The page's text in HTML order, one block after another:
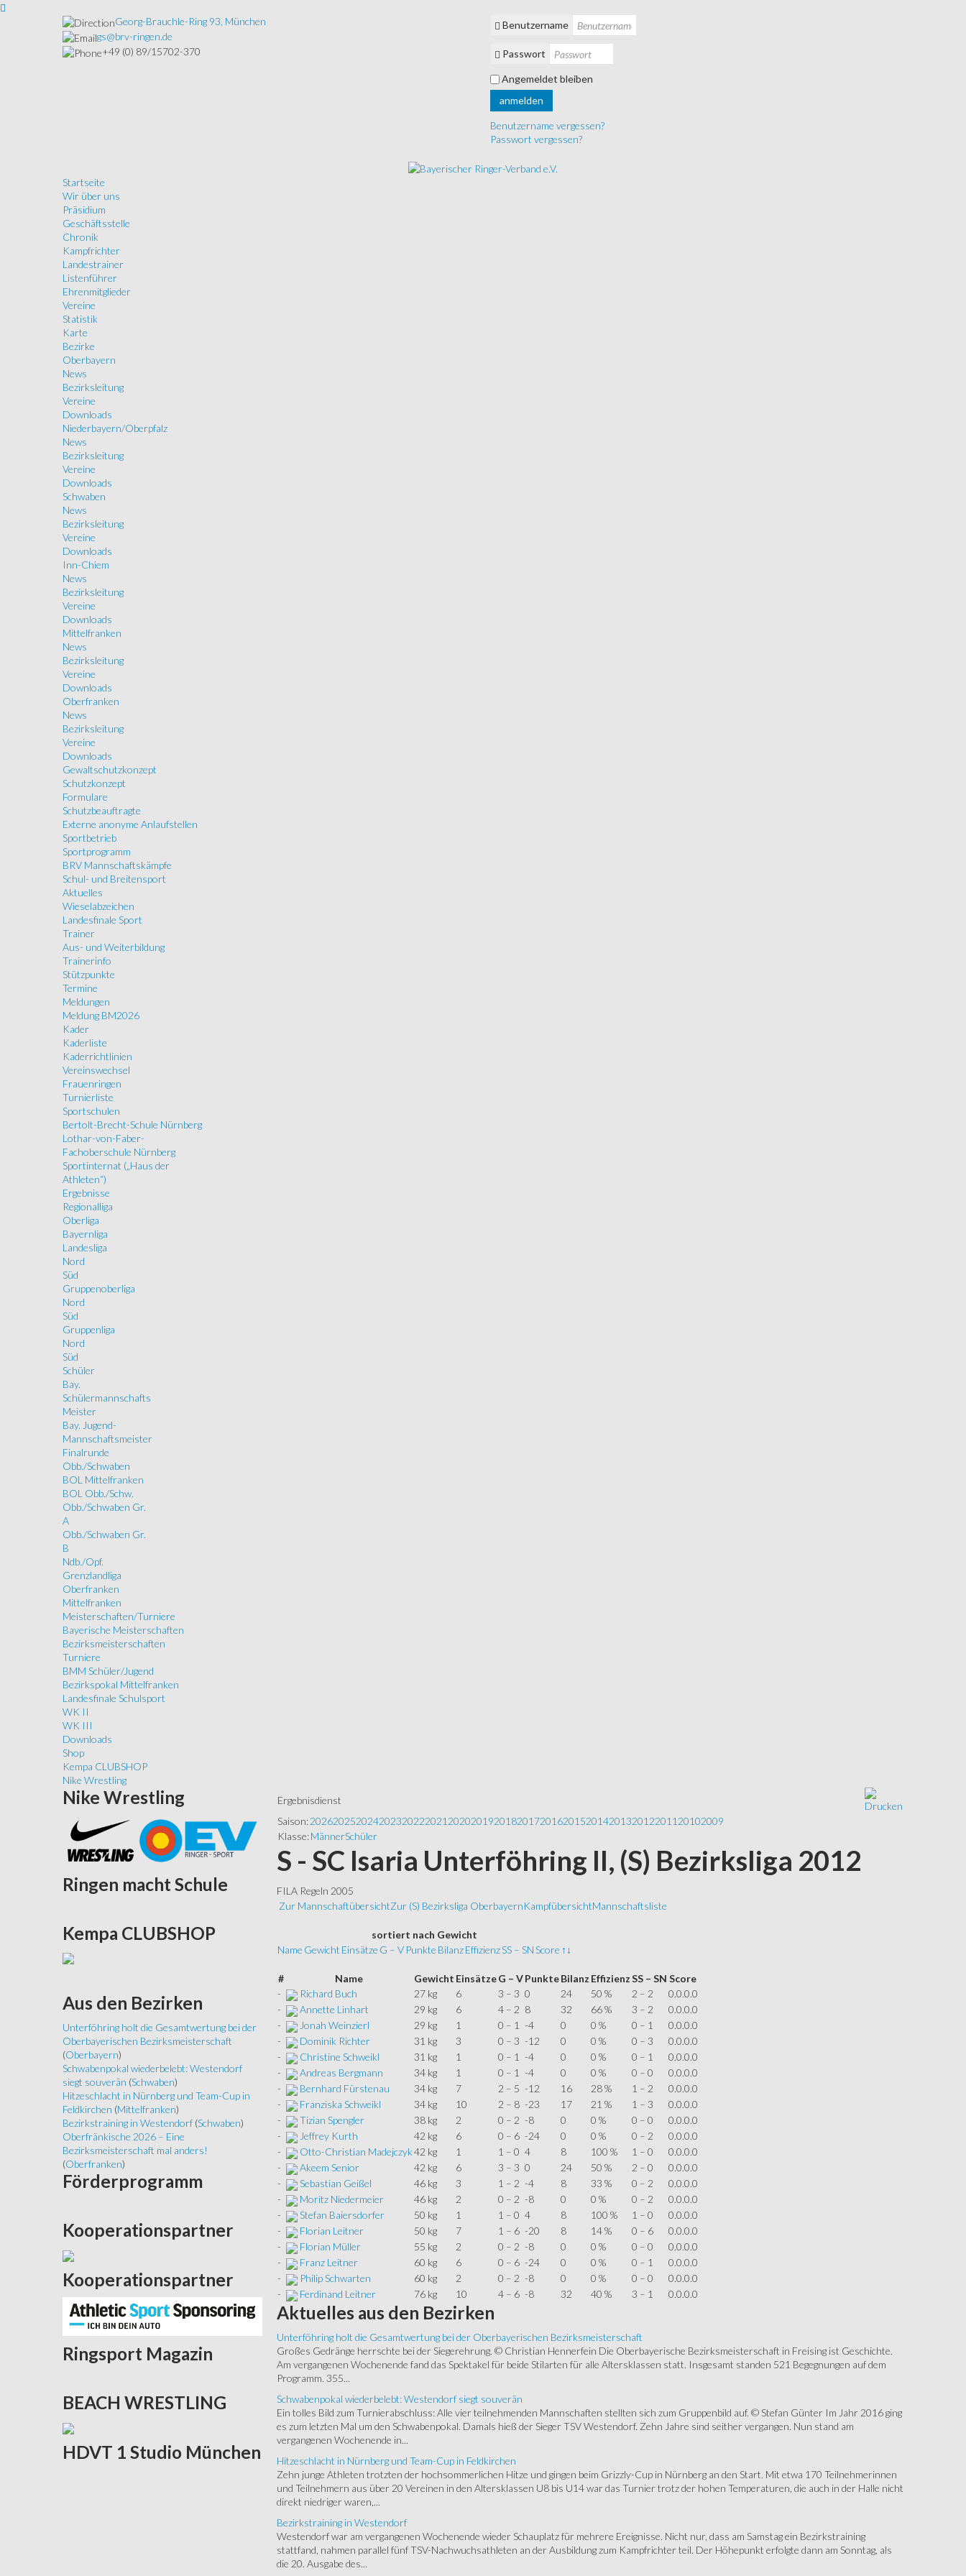
Georg-Brauchle-Ring 93, München
gs@brv-ringen.de
+49 (0) 89/15702-370
Benutzername
Passwort
Angemeldet bleiben
anmelden
Benutzername vergessen?
Passwort vergessen?
Startseite
Wir über uns
Präsidium
Geschäftsstelle
Chronik
Kampfrichter
Landestrainer
Listenführer
Ehrenmitglieder
Vereine
Statistik
Karte
Bezirke
Oberbayern
News
Bezirksleitung
Vereine
Downloads
Niederbayern/Oberpfalz
News
Bezirksleitung
Vereine
Downloads
Schwaben
News
Bezirksleitung
Vereine
Downloads
Inn-Chiem
News
Bezirksleitung
Vereine
Downloads
Mittelfranken
News
Bezirksleitung
Vereine
Downloads
Oberfranken
News
Bezirksleitung
Vereine
Downloads
Gewaltschutzkonzept
Schutzkonzept
Formulare
Schutzbeauftragte
Externe anonyme Anlaufstellen
Sportbetrieb
Sportprogramm
BRV Mannschaftskämpfe
Schul- und Breitensport
Aktuelles
Wieselabzeichen
Landesfinale Sport
Trainer
Aus- und Weiterbildung
Trainerinfo
Stützpunkte
Termine
Meldungen
Meldung BM2026
Kader
Kaderliste
Kaderrichtlinien
Vereinswechsel
Frauenringen
Turnierliste
Sportschulen
Bertolt-Brecht-Schule Nürnberg
Lothar-von-Faber-
Fachoberschule Nürnberg
Sportinternat („Haus der
Athleten“)
Ergebnisse
Regionalliga
Oberliga
Bayernliga
Landesliga
Nord
Süd
Gruppenoberliga
Nord
Süd
Gruppenliga
Nord
Süd
Schüler
Bay.
Schülermannschafts
Meister
Bay. Jugend-
Mannschaftsmeister
Finalrunde
Obb./Schwaben
BOL Mittelfranken
BOL Obb./Schw.
Obb./Schwaben Gr.
A
Obb./Schwaben Gr.
B
Ndb./Opf.
Grenzlandliga
Oberfranken
Mittelfranken
Meisterschaften/Turniere
Bayerische Meisterschaften
Bezirksmeisterschaften
Turniere
BMM Schüler/Jugend
Bezirkspokal Mittelfranken
Landesfinale Schulsport
WK II
WK III
Downloads
Shop
Kempa CLUBSHOP
Nike Wrestling
Ergebnisdienst
Saison: 202620252024202320222021 2020201920182017201620152014201320122011 20102009
Klasse: MännerSchüler
S - SC Isaria Unterföhring II, (S) Bezirksliga 2012
FILA Regeln 2005
Zur MannschaftübersichtZur (S) Bezirksliga OberbayernKampfübersichtMannschaftsliste
sortiert nach Gewicht
Name Gewicht Einsätze G – V Punkte Bilanz EffizienzSS – SNScore ↑↓
# Name Gewicht Einsätze G – V Punkte Bilanz EffizienzSS – SN Score
-
Richard Buch 27 kg 6 3 – 3 0 24 50 % 2 – 2
0.0.0.0
-
Annette Linhart 29 kg 6 4 – 2 8 32 66 % 3 – 2
0.0.0.0
-
Jonah Weinzierl 29 kg 1 0 – 1 -4 0 0 % 0 – 1
0.0.0.0
-
Dominik Richter 31 kg 3 0 – 3 -12 0 0 % 0 – 3
0.0.0.0
-
Christine Schweikl 31 kg 1 0 – 1 -4 0 0 % 0 – 1
0.0.0.0
-
Andreas Bergmann 34 kg 1 0 – 1 -4 0 0 % 0 – 0
0.0.0.0
-
Bernhard Fürstenau 34 kg 7 2 – 5 -12 16 28 % 1 – 2
0.0.0.0
-
Franziska Schweikl 34 kg 10 2 – 8 -23 17 21 % 1 – 3
0.0.0.0
-
Tizian Spengler 38 kg 2 0 – 2 -8 0 0 % 0 – 0
0.0.0.0
-
Jeffrey Kurth 42 kg 6 0 – 6 -24 0 0 % 0 – 2
0.0.0.0
-
Otto-Christian Madejczyk42 kg 1 1 – 0 4 8 100 % 1 – 0
0.0.0.0
-
Akeem Senior 42 kg 6 3 – 3 0 24 50 % 2 – 0
0.0.0.0
-
Sebastian Geißel 46 kg 3 1 – 2 -4 8 33 % 0 – 2
0.0.0.0
-
Moritz Niedermeier 46 kg 2 0 – 2 -8 0 0 % 0 – 2
0.0.0.0
-
Stefan Baiersdorfer 50 kg 1 1 – 0 4 8 100 % 1 – 0
0.0.0.0
-
Florian Leitner 50 kg 7 1 – 6 -20 8 14 % 0 – 6
0.0.0.0
-
Florian Müller 55 kg 2 0 – 2 -8 0 0 % 0 – 0
0.0.0.0
-
Franz Leitner 60 kg 6 0 – 6 -24 0 0 % 0 – 1
0.0.0.0
-
Philip Schwarten 60 kg 2 0 – 2 -8 0 0 % 0 – 0
0.0.0.0
-
Ferdinand Leitner 76 kg 10 4 – 6 -8 32 40 % 3 – 1 0.0.0.0
Aktuelles aus den Bezirken
Unterföhring holt die Gesamtwertung bei der Oberbayerischen Bezirksmeisterschaft
Großes Gedränge herrschte bei der Siegerehrung. © Christian Hennerfein Die Oberbayerische Bezirksmeisterschaft in Freising ist Geschichte.
Am vergangenen Wochenende fand das Spektakel für beide Stilarten für alle Altersklassen statt. Insgesamt standen 521 Begegnungen auf dem
Programm. 355...
Schwabenpokal wiederbelebt: Westendorf siegt souverän
Ein tolles Bild zum Turnierabschluss: Alle vier teilnehmenden Mannschaften stellten sich zum Gruppenbild auf. © Stefan Günter Im Jahr 2016 ging
es zum letzten Mal um den Schwabenpokal. Damals hieß der Sieger TSV Westendorf. Zehn Jahre sind seither vergangen. Nun stand am
vergangenen Wochenende in...
Hitzeschlacht in Nürnberg und Team-Cup in Feldkirchen
Zehn junge Athleten trotzten der hochsommerlichen Hitze und gingen beim Grizzly-Cup in Nürnberg an den Start. Mit etwa 170 Teilnehmerinnen
und Teilnehmern aus über 20 Vereinen in den Altersklassen U8 bis U14 war das Turnier trotz der hohen Temperaturen, die auch in der Halle nicht
direkt niedriger waren,...
Bezirkstraining in Westendorf
Westendorf war am vergangenen Wochenende wieder Schauplatz für mehrere Ereignisse. Nicht nur, dass am Samstag ein Bezirkstraining
stattfand, nahmen parallel fünf TSV-Nachwuchsathleten an der Ausbildung zum Kampfrichter teil. Der Höhepunkt erfolgte dann am Sonntag, als
die 20. Ausgabe des...
Nike Wrestling
Ringen macht Schule
Kempa CLUBSHOP
Aus den Bezirken
Unterföhring holt die Gesamtwertung bei der
Oberbayerischen Bezirksmeisterschaft
(Oberbayern)
Schwabenpokal wiederbelebt: Westendorf
siegt souverän (Schwaben)
Hitzeschlacht in Nürnberg und Team-Cup in
Feldkirchen (Mittelfranken)
Bezirkstraining in Westendorf (Schwaben)
Oberfränkische 2026 – Eine
Bezirksmeisterschaft mal anders!
(Oberfranken)
Förderprogramm
Kooperationspartner
Kooperationspartner
Ringsport Magazin
BEACH WRESTLING
HDVT 1 Studio München